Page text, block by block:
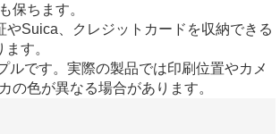
保ちます。
やSuica、クレジットカードを収納できる
す。
ルです。実際の製品では印刷位置やカメ
の色が異なる場合があります。